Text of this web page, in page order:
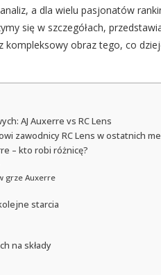
a dla wielu pasjonatów
się w szczegółach,
kompleksowy obraz tego, co
AJ Auxerre vs RC Lens
zawodnicy RC Lens w ostatnich
– kto robi różnicę?
grze Auxerre
starcia
na składy